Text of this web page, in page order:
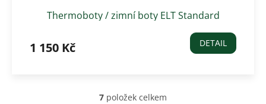
Thermoboty / zimní boty ELT Standard
1 150 Kč DETAIL
7 položek celkem